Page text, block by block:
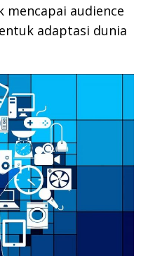
audience
adaptasi dunia